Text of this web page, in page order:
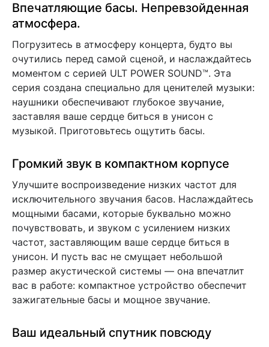
Впечатляющие басы. Непревзойденная
атмосфера.
Погрузитесь в атмосферу концерта, будто вы
очутились перед самой сценой, и наслаждайтесь
моментом с серией ULT POWER SOUND™. Эта
серия создана специально для ценителей музыки:
наушники обеспечивают глубокое звучание,
заставляя ваше сердце биться в унисон с
музыкой. Приготовьтесь ощутить басы.
Громкий звук в компактном корпусе
Улучшите воспроизведение низких частот для
исключительного звучания басов. Наслаждайтесь
мощными басами, которые буквально можно
почувствовать, и звуком с усилением низких
частот, заставляющим ваше сердце биться в
унисон. И пусть вас не смущает небольшой
размер акустической системы — она впечатлит
вас в работе: компактное устройство обеспечит
зажигательные басы и мощное звучание.
Ваш идеальный спутник повсюду